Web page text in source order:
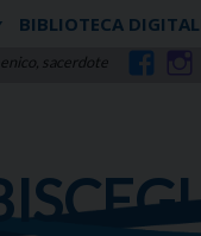
sacerdote
BIBLIOTECA